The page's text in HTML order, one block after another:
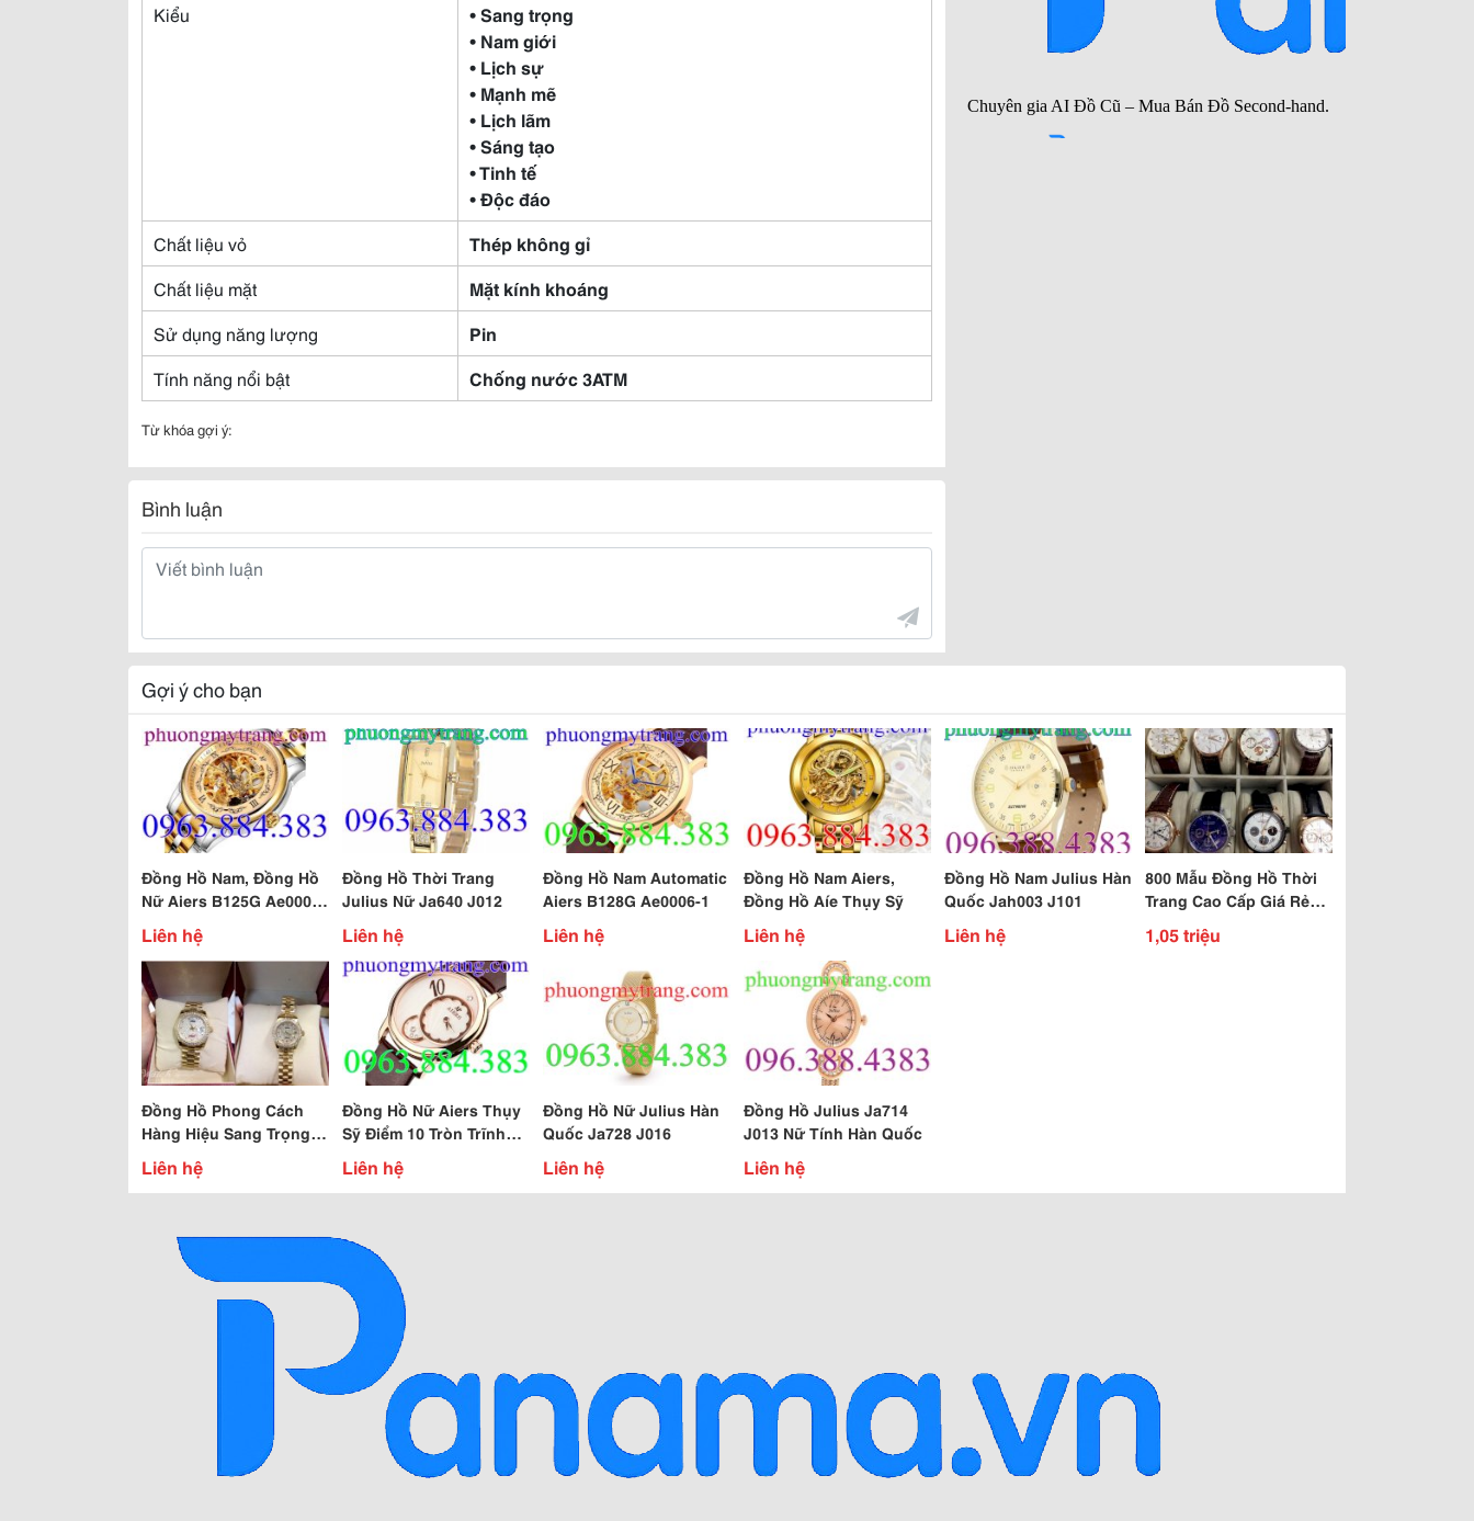
Kiểu
• Sang trọng
• Nam giới
• Lịch sự
• Mạnh mẽ
• Lịch lãm
• Sáng tạo
• Tinh tế
• Độc đáo
Chất liệu vỏ
Thép không gỉ
Chất liệu mặt
Mặt kính khoáng
Sử dụng năng lượng
Pin
Tính năng nổi bật
Chống nước 3ATM
Từ khóa gợi ý:
Bình luận
Gợi ý cho bạn
Đồng Hồ Nam, Đồng Hồ
Nữ Aiers B125G Ae0001-
1Liên hệ
Đồng Hồ Thời Trang
Julius Nữ Ja640 J012
Liên hệ
Đồng Hồ Nam Automatic
Aiers B128G Ae0006-1
Liên hệ
Đồng Hồ Nam Aiers,
Đồng Hồ Aíe Thụy Sỹ
Liên hệ
Đồng Hồ Nam Julius Hàn
Quốc Jah003 J101
Liên hệ
800 Mẫu Đồng Hồ Thời
Trang Cao Cấp Giá Rẻ
Nhất
1,05 triệu
Đồng Hồ Phong Cách
Hàng Hiệu Sang Trọng
Quý Phái
Liên hệ
Đồng Hồ Nữ Aiers Thụy
Sỹ Điểm 10 Tròn Trĩnh
F112L Ae0003-1
Liên hệ
Đồng Hồ Nữ Julius Hàn
Quốc Ja728 J016
Liên hệ
Đồng Hồ Julius Ja714
J013 Nữ Tính Hàn Quốc
Liên hệ